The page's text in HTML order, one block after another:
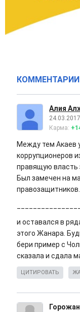
КОММЕНТАРИИ
Алия
Карма:
Между тем Акаев
коррупционеров
правящую власть
Был замечен на
правозащитников.
и оставался в
этого Жанара.
бери пример с
сказала и сдала
ЦИТИРОВАТЬ